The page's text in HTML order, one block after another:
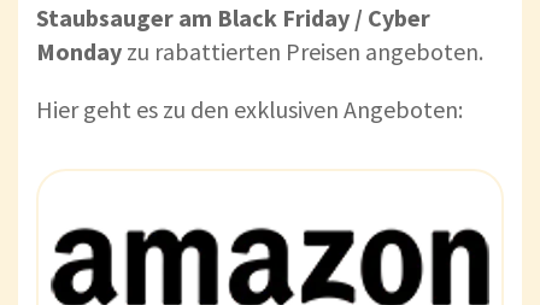
Staubsauger am Black Friday / Cyber
Monday zu rabattierten Preisen angeboten.
Hier geht es zu den exklusiven Angeboten: